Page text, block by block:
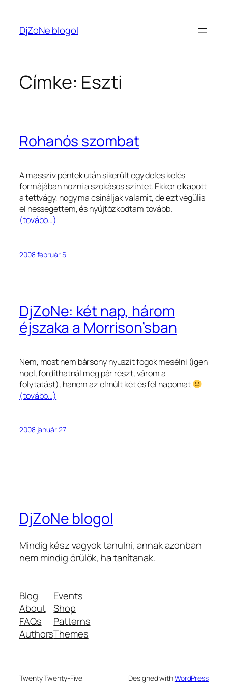
tartalomhoz
DjZoNe blogol
Címke: Eszti
Rohanós szombat
A masszív péntek után sikerült egy deles kelés
formájában hozni a szokásos szintet. Ekkor elkapott
a tettvágy, hogy ma csináljak valamit, de ezt végülis
el hessegettem, és nyújtózkodtam tovább.
(tovább…)
2008 február 5
DjZoNe: két nap, három
éjszaka a Morrison’sban
Nem, most nem bársony nyuszit fogok mesélni (igen
noel, fordíthatnál még pár részt, várom a
folytatást), hanem az elmúlt két és fél napomat
(tovább…)
2008 január 27
DjZoNe blogol
Mindig kész vagyok tanulni, annak azonban
nem mindig örülök, ha tanítanak.
Blog
About
FAQs
Authors
Events
Shop
Patterns
Themes
Twenty Twenty-Five Designed withWordPress